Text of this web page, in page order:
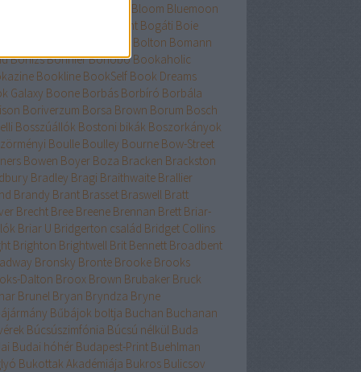
Bloom Bluemoon
Body Count Bogáti Boie
Bolton Bomann
BónizsBonnierBonobó Bookaholic
Bookline BookSelf Book Dreams
Galaxy Boone Borbás Borbíró Borbála
Boriverzum Borsa Brown Borum Bosch
Bosszúállók Bostoni bikák Boszorkányok
Boulle Boulley Bourne Bow-Street
Bowen Boyer Boza Bracken Brackston
Bradley Bragi Braithwaite Brallier
Brandy Brant Brasset Braswell Bratt
Brecht Bree Breene Brennan Brett Briar-
Briar U Bridgerton család Bridget Collins
Brighton Brightwell Brit Bennett Broadbent
Bronsky Bronte Brooke Brooks
Dalton Broox Brown Brubaker Bruck
Brunel Bryan Bryndza Bryne
Bűbájok boltja Buchan Buchanan
Búcsúszimfónia Búcsú nélkül Buda
Budai hóhér Budapest-Print Buehlman
Bukottak Akadémiája Bukros Bulicsov